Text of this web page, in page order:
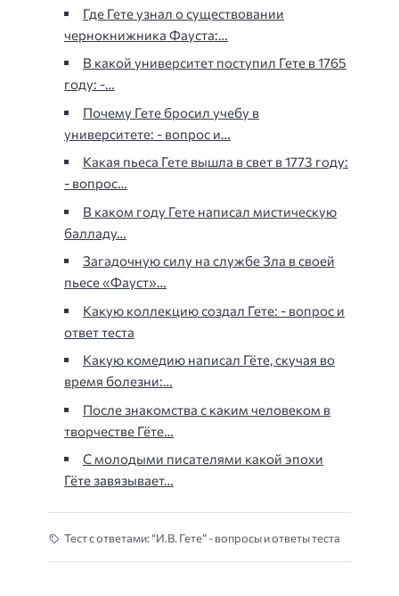
Где Гете узнал о существовании
чернокнижника Фауста:…
В какой университет поступил Гете в 1765
году: -…
Почему Гете бросил учебу в
университете: - вопрос и…
Какая пьеса Гете вышла в свет в 1773 году:
- вопрос…
В каком году Гете написал мистическую
балладу…
Загадочную силу на службе Зла в своей
пьесе «Фауст»…
Какую коллекцию создал Гете: - вопрос и
ответ теста
Какую комедию написал Гёте, скучая во
время болезни:…
После знакомства с каким человеком в
творчестве Гёте…
С молодыми писателями какой эпохи
Гёте завязывает…
Тест с ответами: “И.В. Гете” - вопросы и ответы теста